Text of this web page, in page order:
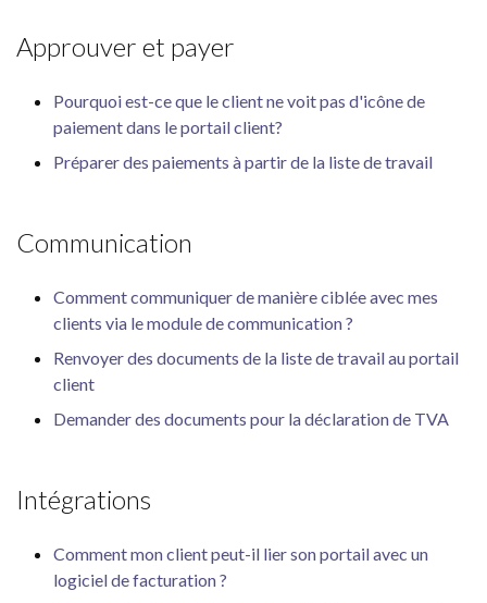
Approuver et payer
Pourquoi est-ce que le client ne voit pas d'icône de
paiement dans le portail client?
Préparer des paiements à partir de la liste de travail
Communication
Comment communiquer de manière ciblée avec mes
clients via le module de communication ?
Renvoyer des documents de la liste de travail au portail
client
Demander des documents pour la déclaration de TVA
Intégrations
Comment mon client peut-il lier son portail avec un
logiciel de facturation ?